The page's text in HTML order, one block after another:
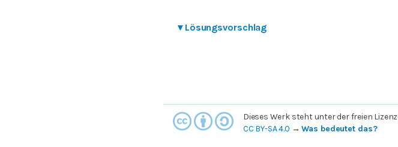
▾ Lösungsvorschlag
Dieses Werk steht unter der freien Lizenz
CC BY-SA 4.0 →Was bedeutet das?